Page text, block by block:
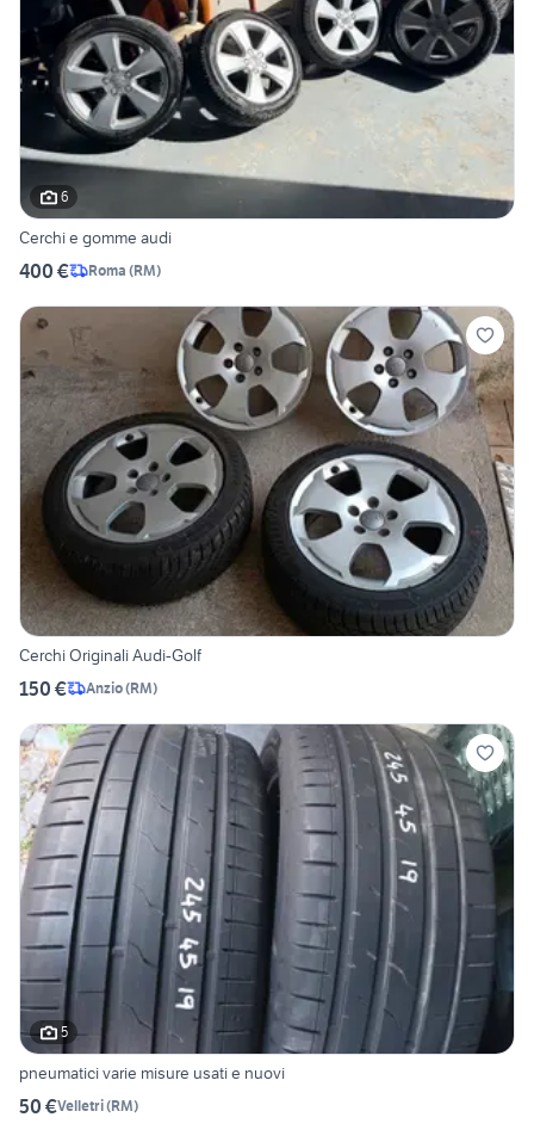
6
Cerchi e gomme audi
400 € Roma (RM)
Cerchi Originali Audi-Golf
150 € Anzio(RM)
5
pneumatici varie misure usati e nuovi
50 €Velletri(RM)